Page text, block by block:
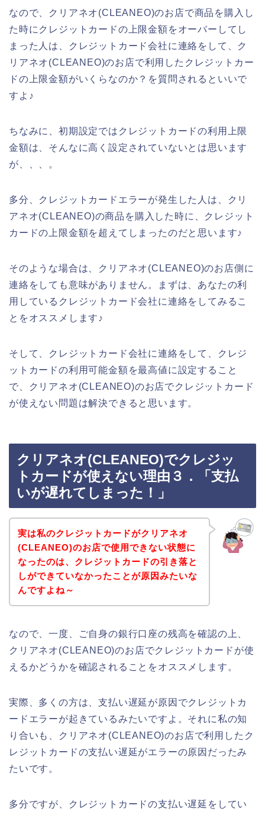
なので、クリアネオ(CLEANEO)のお店で商品を購入し
た時にクレジットカードの上限金額をオーバーしてし
まった人は、クレジットカード会社に連絡をして、ク
リアネオ(CLEANEO)のお店で利用したクレジットカー
ドの上限金額がいくらなのか？を質問されるといいで
すよ♪
ちなみに、初期設定ではクレジットカードの利用上限
金額は、そんなに高く設定されていないとは思います
が、、、。
多分、クレジットカードエラーが発生した人は、クリ
アネオ(CLEANEO)の商品を購入した時に、クレジット
カードの上限金額を超えてしまったのだと思います♪
そのような場合は、クリアネオ(CLEANEO)のお店側に
連絡をしても意味がありません。まずは、あなたの利
用しているクレジットカード会社に連絡をしてみるこ
とをオススメします♪
そして、クレジットカード会社に連絡をして、クレジ
ットカードの利用可能金額を最高値に設定すること
で、クリアネオ(CLEANEO)のお店でクレジットカード
が使えない問題は解決できると思います。
クリアネオ(CLEANEO)でクレジッ
トカードが使えない理由３．「支払
いが遅れてしまった！」
実は私のクレジットカードがクリアネオ
(CLEANEO)のお店で使用できない状態に
なったのは、クレジットカードの引き落と
しができていなかったことが原因みたいな
んですよね～
なので、一度、ご自身の銀行口座の残高を確認の上、
クリアネオ(CLEANEO)のお店でクレジットカードが使
えるかどうかを確認されることをオススメします。
実際、多くの方は、支払い遅延が原因でクレジットカ
ードエラーが起きているみたいですよ。それに私の知
り合いも、クリアネオ(CLEANEO)のお店で利用したク
レジットカードの支払い遅延がエラーの原因だったみ
たいです。
多分ですが、クレジットカードの支払い遅延をしてい